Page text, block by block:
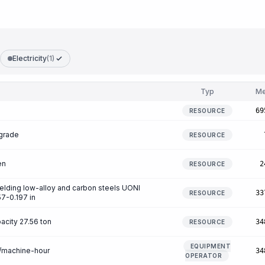
Electricity(1)
Typ
RESOURCE
RESOURCE
RESOURCE
low-alloy and carbon steels UONI
0.197 in
RESOURCE
27.56 ton RESOURCE
hour
EQUIPMENT
OPERATOR